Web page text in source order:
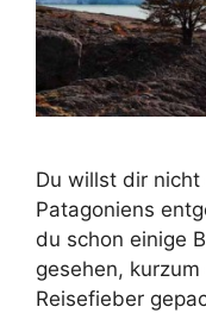
Du willst dir
Patagoniens
du schon einige
gesehen,
Reisefieber